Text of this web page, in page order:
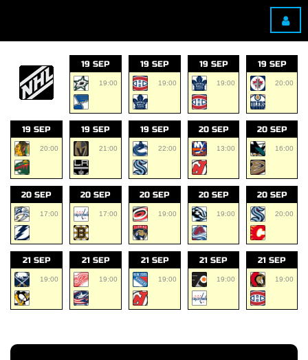
19 SEP
19:00
19 SEP
19:00
19 SEP
19:00
19 SEP
20:00
19 SEP
20:00
19 SEP
21:00
19 SEP
22:00
20 SEP
13:00
20 SEP
16:00
20 SEP
17:00
20 SEP
17:00
20 SEP
19:00
20 SEP
19:00
20 SEP
20:00
21 SEP
19:00
21 SEP
19:00
21 SEP
19:00
21 SEP
19:00
21 SEP
19:00